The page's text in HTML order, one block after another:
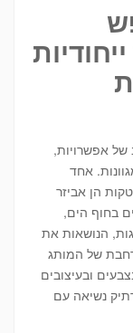
של אפשרויות,
אחד
הן אביזר
בחוף הים,
הנושאות את
של המותג
ובעיצובים
נשיאה עם